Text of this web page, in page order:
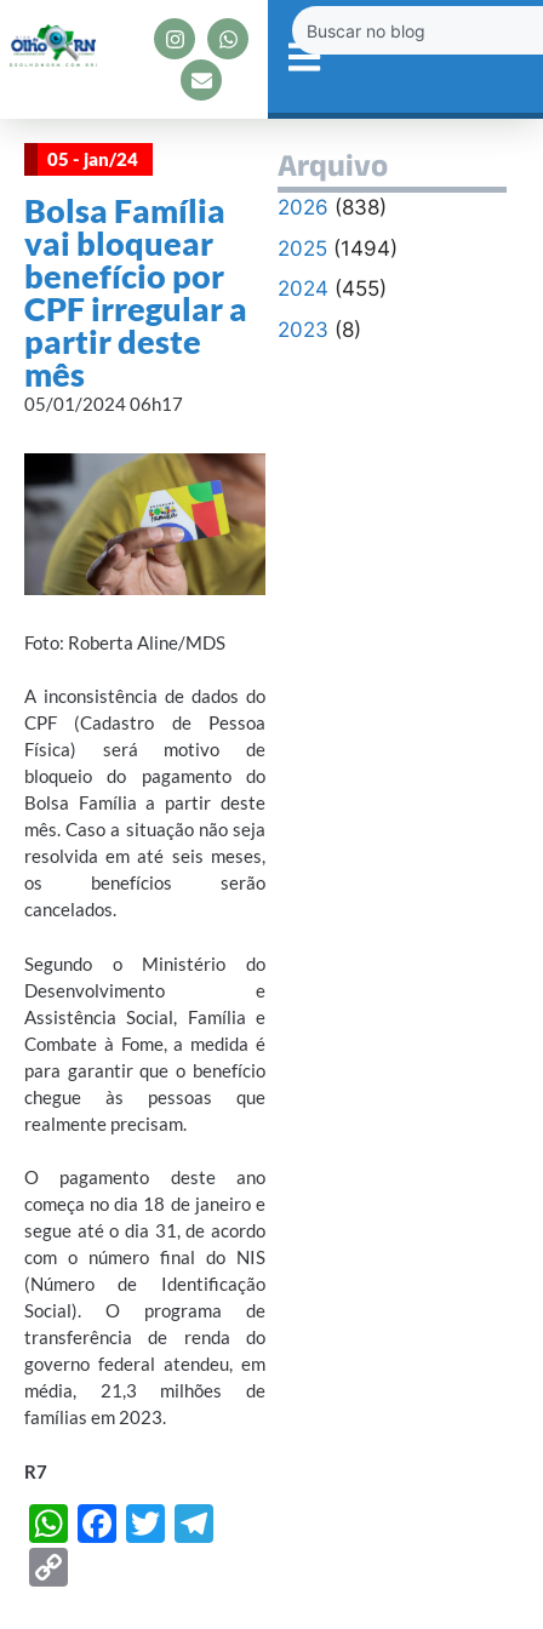
05 - jan/24
Bolsa Família
vai bloquear
benefício por
CPF irregular a
partir deste
mês
05/01/2024 06h17
Foto: Roberta Aline/MDS
A inconsistência de dados do
CPF (Cadastro de Pessoa
Física) será motivo de
bloqueio do pagamento do
Bolsa Família a partir deste
mês. Caso a situação não seja
resolvida em até seis meses,
os benefícios serão
cancelados.
Segundo o Ministério do
Desenvolvimento e
Assistência Social, Família e
Combate à Fome, a medida é
para garantir que o benefício
chegue às pessoas que
realmente precisam.
O pagamento deste ano
começa no dia 18 de janeiro e
segue até o dia 31, de acordo
com o número final do NIS
(Número de Identificação
Social). O programa de
transferência de renda do
governo federal atendeu, em
média, 21,3 milhões de
famílias em 2023.
R7
W F
T
Arquivo
2026 (838)
2025(1494)
2024 (455)
2023 (8)